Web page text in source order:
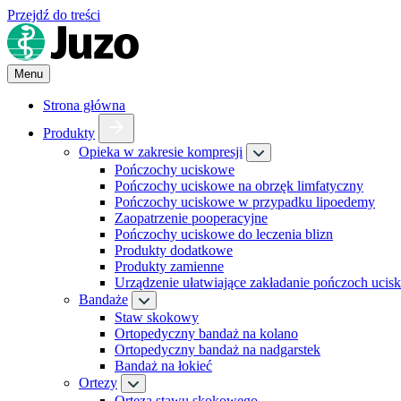
Przejdź do treści
Menu
Strona główna
Produkty
Opieka w zakresie kompresji
Pończochy uciskowe
Pończochy uciskowe na obrzęk limfatyczny
Pończochy uciskowe w przypadku lipoedemy
Zaopatrzenie pooperacyjne
Pończochy uciskowe do leczenia blizn
Produkty dodatkowe
Produkty zamienne
Urządzenie ułatwiające zakładanie pończoch
Bandaże
Staw skokowy
Ortopedyczny bandaż na kolano
Ortopedyczny bandaż na nadgarstek
Bandaż na łokieć
Ortezy